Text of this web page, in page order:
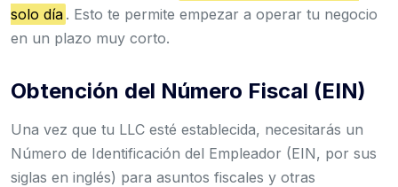
solo día . Esto te permite empezar a operar tu negocio
en un plazo muy corto.
Obtención del Número Fiscal (EIN)
Una vez que tu LLC esté establecida, necesitarás un
Número de Identificación del Empleador (EIN, por sus
siglas en inglés) para asuntos fiscales y otras